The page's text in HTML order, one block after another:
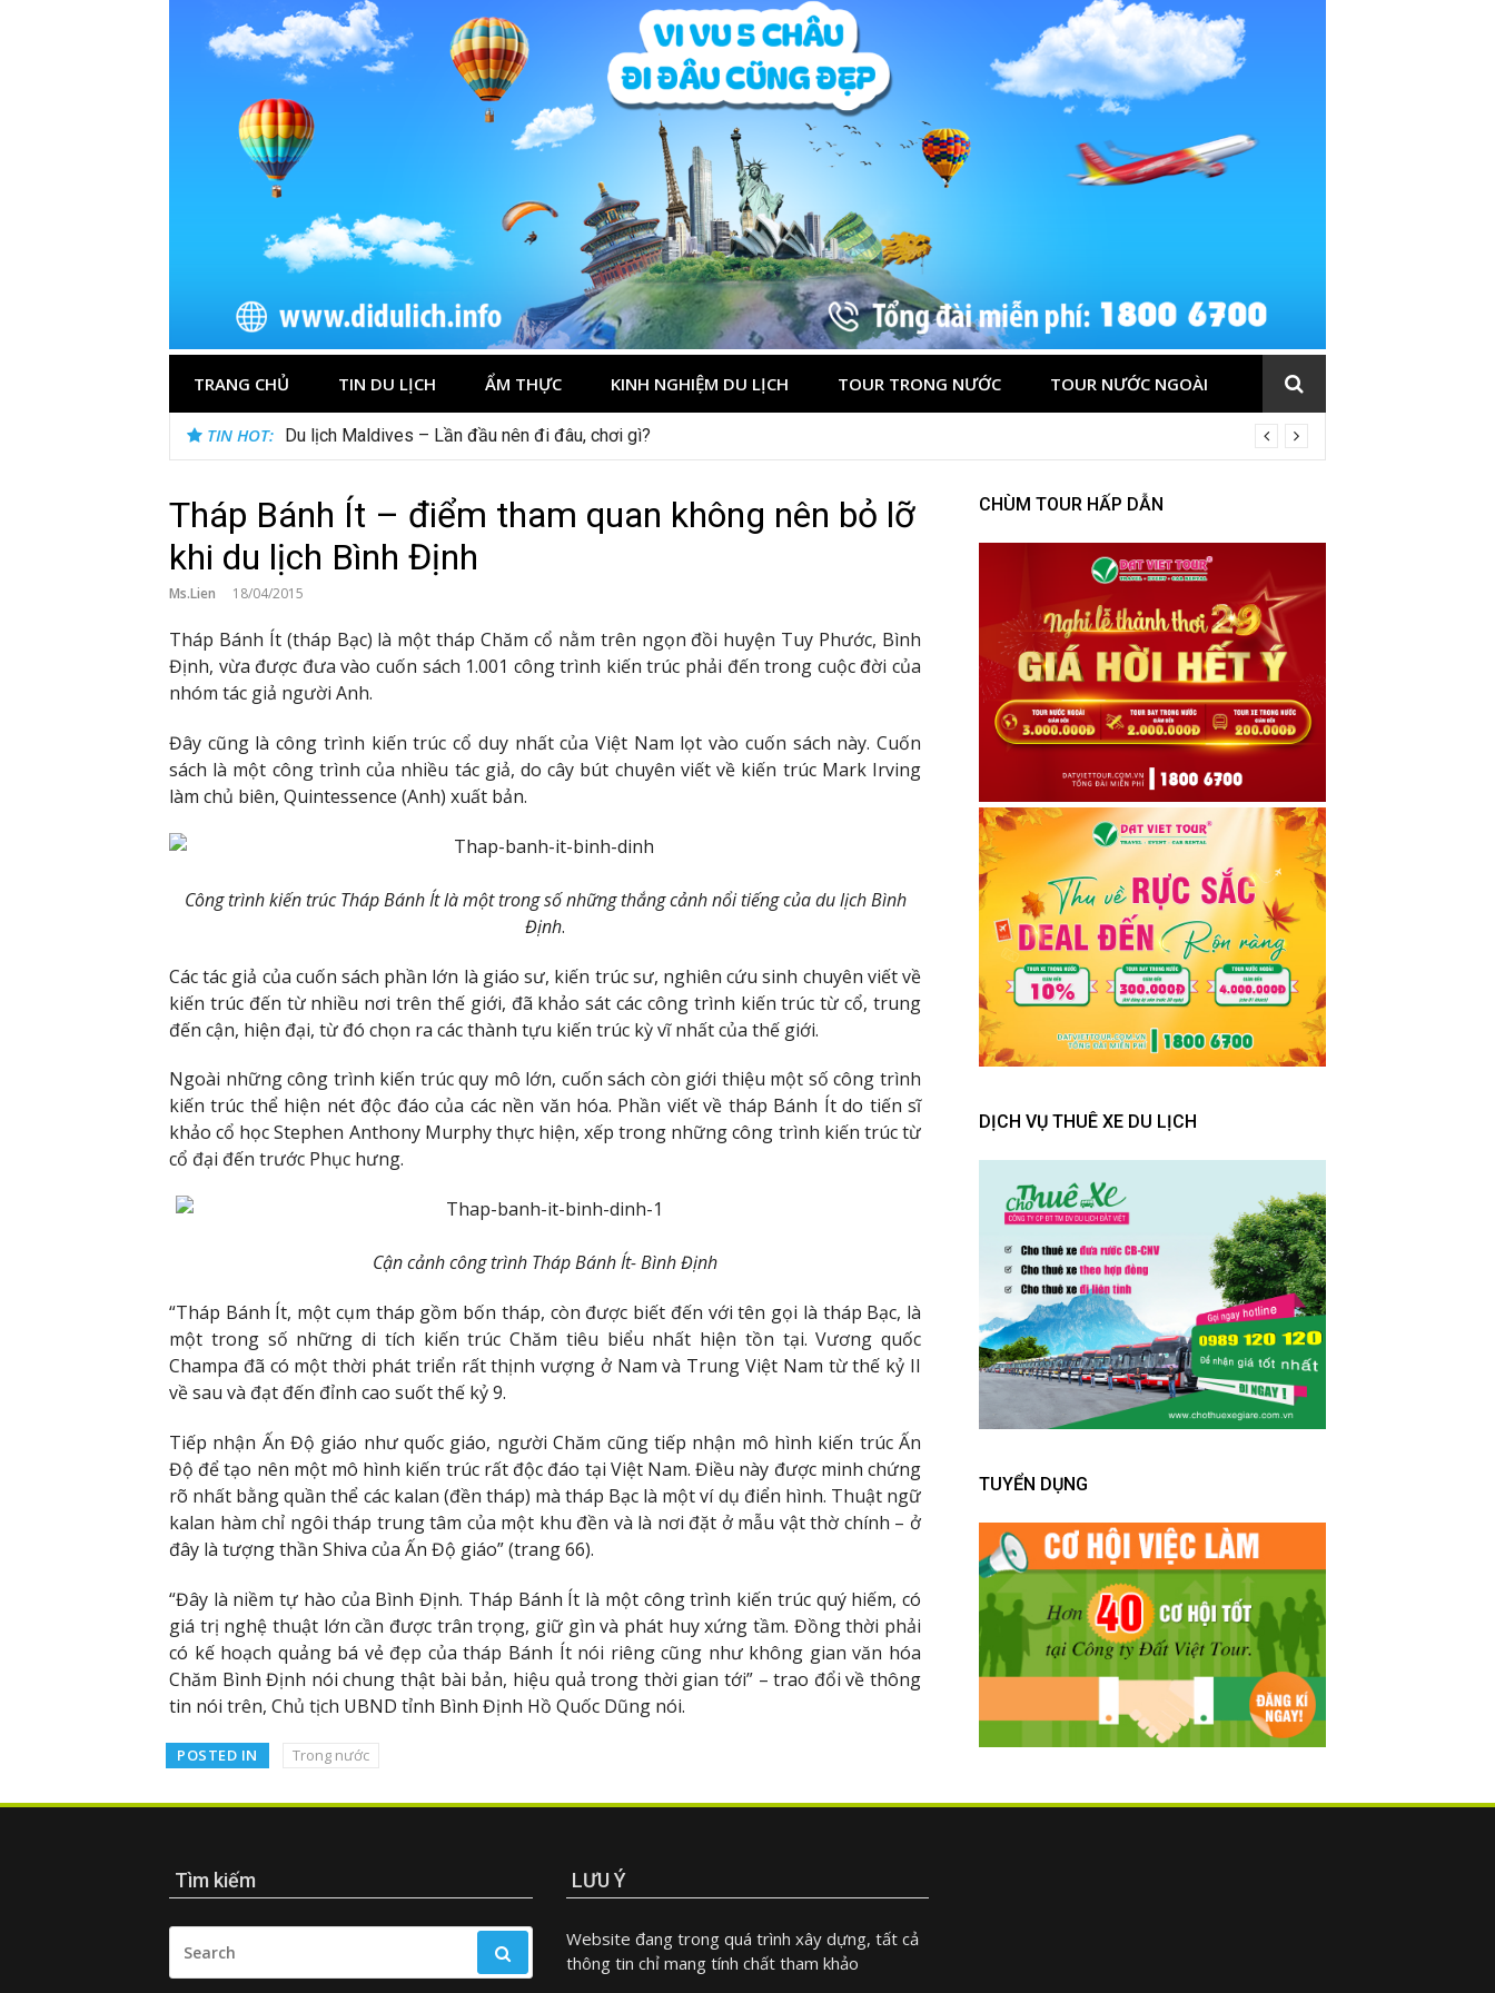
TRANG CHỦ TIN DU LỊCH ẨM THỰC KINH NGHIỆM DU LỊCH TOUR TRONG NƯỚC TOUR NƯỚC NGOÀI
TIN HOT: Du lịch Maldives – Lần đầu nên đi đâu, chơi gì?
Nên du lịch ở đâu ” giá tốt” dịp lễ quốc khánh 2/9
Tháp Bánh Ít – điểm tham quan không nên bỏ lỡ
khi du lịch Bình Định
Ms.Lien 18/04/2015
Tháp Bánh Ít (tháp Bạc) là một tháp Chăm cổ nằm trên ngọn đồi huyện Tuy Phước, Bình
Định, vừa được đưa vào cuốn sách 1.001 công trình kiến trúc phải đến trong cuộc đời của
nhóm tác giả người Anh.
Đây cũng là công trình kiến trúc cổ duy nhất của Việt Nam lọt vào cuốn sách này. Cuốn
sách là một công trình của nhiều tác giả, do cây bút chuyên viết về kiến trúc Mark Irving
làm chủ biên, Quintessence (Anh) xuất bản.
Công trình kiến trúc Tháp Bánh Ít là một trong số những thắng cảnh nổi tiếng của du lịch Bình
Định.
Các tác giả của cuốn sách phần lớn là giáo sư, kiến trúc sư, nghiên cứu sinh chuyên viết về
kiến trúc đến từ nhiều nơi trên thế giới, đã khảo sát các công trình kiến trúc từ cổ, trung
đến cận, hiện đại, từ đó chọn ra các thành tựu kiến trúc kỳ vĩ nhất của thế giới.
Ngoài những công trình kiến trúc quy mô lớn, cuốn sách còn giới thiệu một số công trình
kiến trúc thể hiện nét độc đáo của các nền văn hóa. Phần viết về tháp Bánh Ít do tiến sĩ
khảo cổ học Stephen Anthony Murphy thực hiện, xếp trong những công trình kiến trúc từ
cổ đại đến trước Phục hưng.
Cận cảnh công trình Tháp Bánh Ít- Bình Định
“Tháp Bánh Ít, một cụm tháp gồm bốn tháp, còn được biết đến với tên gọi là tháp Bạc, là
một trong số những di tích kiến trúc Chăm tiêu biểu nhất hiện tồn tại. Vương quốc
Champa đã có một thời phát triển rất thịnh vượng ở Nam và Trung Việt Nam từ thế kỷ II
về sau và đạt đến đỉnh cao suốt thế kỷ 9.
Tiếp nhận Ấn Độ giáo như quốc giáo, người Chăm cũng tiếp nhận mô hình kiến trúc Ấn
Độ để tạo nên một mô hình kiến trúc rất độc đáo tại Việt Nam. Điều này được minh chứng
rõ nhất bằng quần thể các kalan (đền tháp) mà tháp Bạc là một ví dụ điển hình. Thuật ngữ
kalan hàm chỉ ngôi tháp trung tâm của một khu đền và là nơi đặt ở mẫu vật thờ chính – ở
đây là tượng thần Shiva của Ấn Độ giáo” (trang 66).
“Đây là niềm tự hào của Bình Định. Tháp Bánh Ít là một công trình kiến trúc quý hiếm, có
giá trị nghệ thuật lớn cần được trân trọng, giữ gìn và phát huy xứng tầm. Đồng thời phải
có kế hoạch quảng bá vẻ đẹp của tháp Bánh Ít nói riêng cũng như không gian văn hóa
Chăm Bình Định nói chung thật bài bản, hiệu quả trong thời gian tới” – trao đổi về thông
tin nói trên, Chủ tịch UBND tỉnh Bình Định Hồ Quốc Dũng nói.
POSTED IN Trong nước
CHÙM TOUR HẤP DẪN
DỊCH VỤ THUÊ XE DU LỊCH
TUYỂN DỤNG
Tìm kiếm
FOR:
LƯU Ý
Website đang trong quá trình xây dựng, tất cả
thông tin chỉ mang tính chất tham khảo